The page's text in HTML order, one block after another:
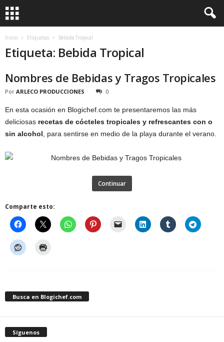
Inicio Etiquetas Bebida Tropical
Etiqueta: Bebida Tropical
Nombres de Bebidas y Tragos Tropicales
Por ARLECO PRODUCCIONES 0
En esta ocasión en Blogichef.com te presentaremos las más
deliciosas recetas de cócteles tropicales y refrescantes con o
sin alcohol , para sentirse en medio de la playa durante el verano.
Continuar
Comparte esto:
Busca en Blogichef.com
Síguenos